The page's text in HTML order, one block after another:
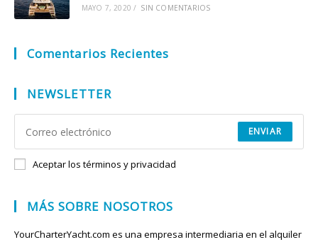
MAYO 7, 2020 / SIN COMENTARIOS
Comentarios Recientes
NEWSLETTER
ENVIAR
Aceptar los términos y privacidad
MÁS SOBRE NOSOTROS
YourCharterYacht.com es una empresa intermediaria en el alquiler